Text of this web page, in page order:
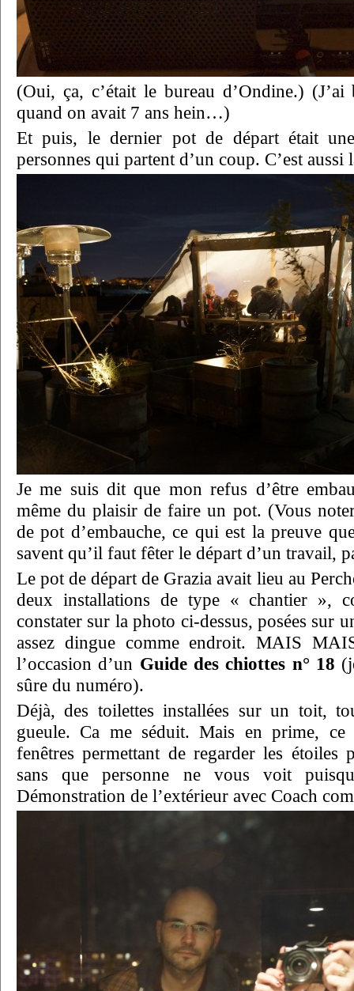
(Oui, ça, c’était le bureau d’Ondine.)
quand on avait 7 ans hein…)
Et puis, le dernier pot de départ était
personnes qui partent d’un coup. C’est
Je me suis dit que mon refus d’être
même du plaisir de faire un pot. (Vous
de pot d’embauche, ce qui est la preuve
savent qu’il faut fêter le départ d’un travail,
Le pot de départ de Grazia avait lieu au
deux installations de type « chantier »,
constater sur la photo ci-dessus, posées sur
assez dingue comme endroit. MAIS
l’occasion d’un Guide des chiottes n° 18
sûre du numéro).
Déjà, des toilettes installées sur un toit,
gueule. Ca me séduit. Mais en prime, ce
fenêtres permettant de regarder les étoiles
sans que personne ne vous voit
Démonstration de l’extérieur avec Coach